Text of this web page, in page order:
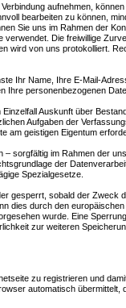
aufnehmen,
bearbeiten zu können,
Sie uns im Rahmen der
Die freiwillige
wird von uns protokolliert.
Ihr Name, Ihre E-Mail-
Ihre personenbezogenen
Auskunft über
Aufgaben der
am geistigen Eigentum
sorgfältig im Rahmen der
der
Spezialgesetze.
gesperrt, sobald der Zweck
dies durch den
wurde. Eine
zur weiteren
zu registrieren und
automatisch